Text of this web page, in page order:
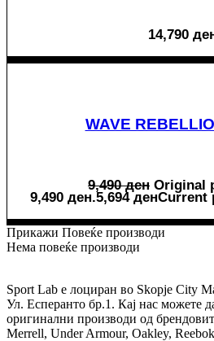
14,790
WAVE
9,490ден Original
9,490 ден.5,694денCurrent
Прикажи Повеќе производи
Нема повеќе производи
Sport Lab е лоциран во Skopje City
Ул. Есперанто бр.1. Кај нас можете
оригинални производи од
Merrell, Under Armour, Oakley,